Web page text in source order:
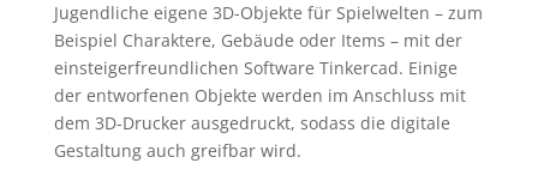
Jugendliche eigene 3D-Objekte für Spielwelten – zum
Beispiel Charaktere, Gebäude oder Items – mit der
einsteigerfreundlichen Software Tinkercad. Einige
der entworfenen Objekte werden im Anschluss mit
dem 3D-Drucker ausgedruckt, sodass die digitale
Gestaltung auch greifbar wird.